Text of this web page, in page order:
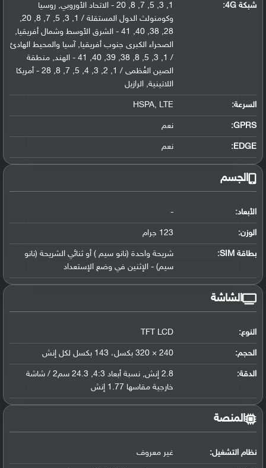
شبكة 4G :
1, 3, 5, 7, 8, 20 - الاتحاد الأوروبي, روسيا
وكومنولث الدول المستقلة / 1, 3, 5, 7, 8, 20,
28, 38, 40, 41 - الشرق الأوسط وشمال أفريقيا,
الصحراء الكبرى جنوب أفريقيا, آسيا والمحيط الهادئ
/ 1, 3, 5, 8, 38, 39, 40, 41 - الهند, منطقة
الصين العُظمى / 1, 2, 3, 4, 5, 7, 8, 28 - أمريكا
اللاتينية, الرازيل
السرعة: HSPA, LTE
GPRS: نعم
EDGE: نعم
الجسم
الأبعاد: -
الوزن: 123 جرام
بطاقة SIM:
شريحة واحدة (نانو سيم ) أو ثنائي الشريحة (نانو
سيم) - الإثنين في وضع الإستعداد
الشاشة
النوع: TFT LCD
الحجم: 240 × 320 بكسل، 143 بكسل لكل إنش
الدقة:
2.8 إنش, نسبة أبعاد 4:3, 24.3 سم2 / شاشة
خارجية مقاسها 1.77 إنش
المنصة
نظام التشغيل: غير معروف